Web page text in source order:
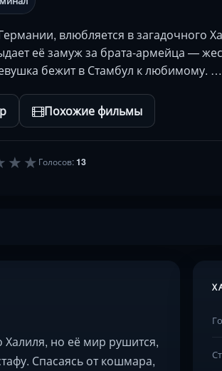
влюбляется в загадочного
её замуж за брата-армейца —
бежит в Стамбул к любимому. …
Похожие фильмы
★★ Голосов:13
но её мир рушится,
Спасаясь от кошмара,